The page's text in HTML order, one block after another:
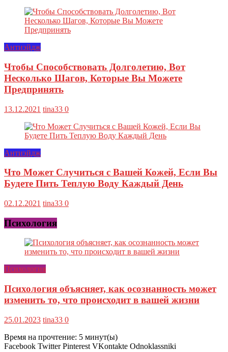
Антиэйдж
Чтобы Способствовать Долголетию, Вот
Несколько Шагов, Которые Вы Можете
Предпринять
13.12.2021 tina33 0
Антиэйдж
Что Может Случиться с Вашей Кожей, Если Вы
Будете Пить Теплую Воду Каждый День
02.12.2021 tina33 0
Психология
Психология
Психология объясняет, как осознанность может
изменить то, что происходит в вашей жизни
25.01.2023 tina33 0
Время на прочтение: 5 минут(ы)
Facebook Twitter Pinterest VKontakte Odnoklassniki